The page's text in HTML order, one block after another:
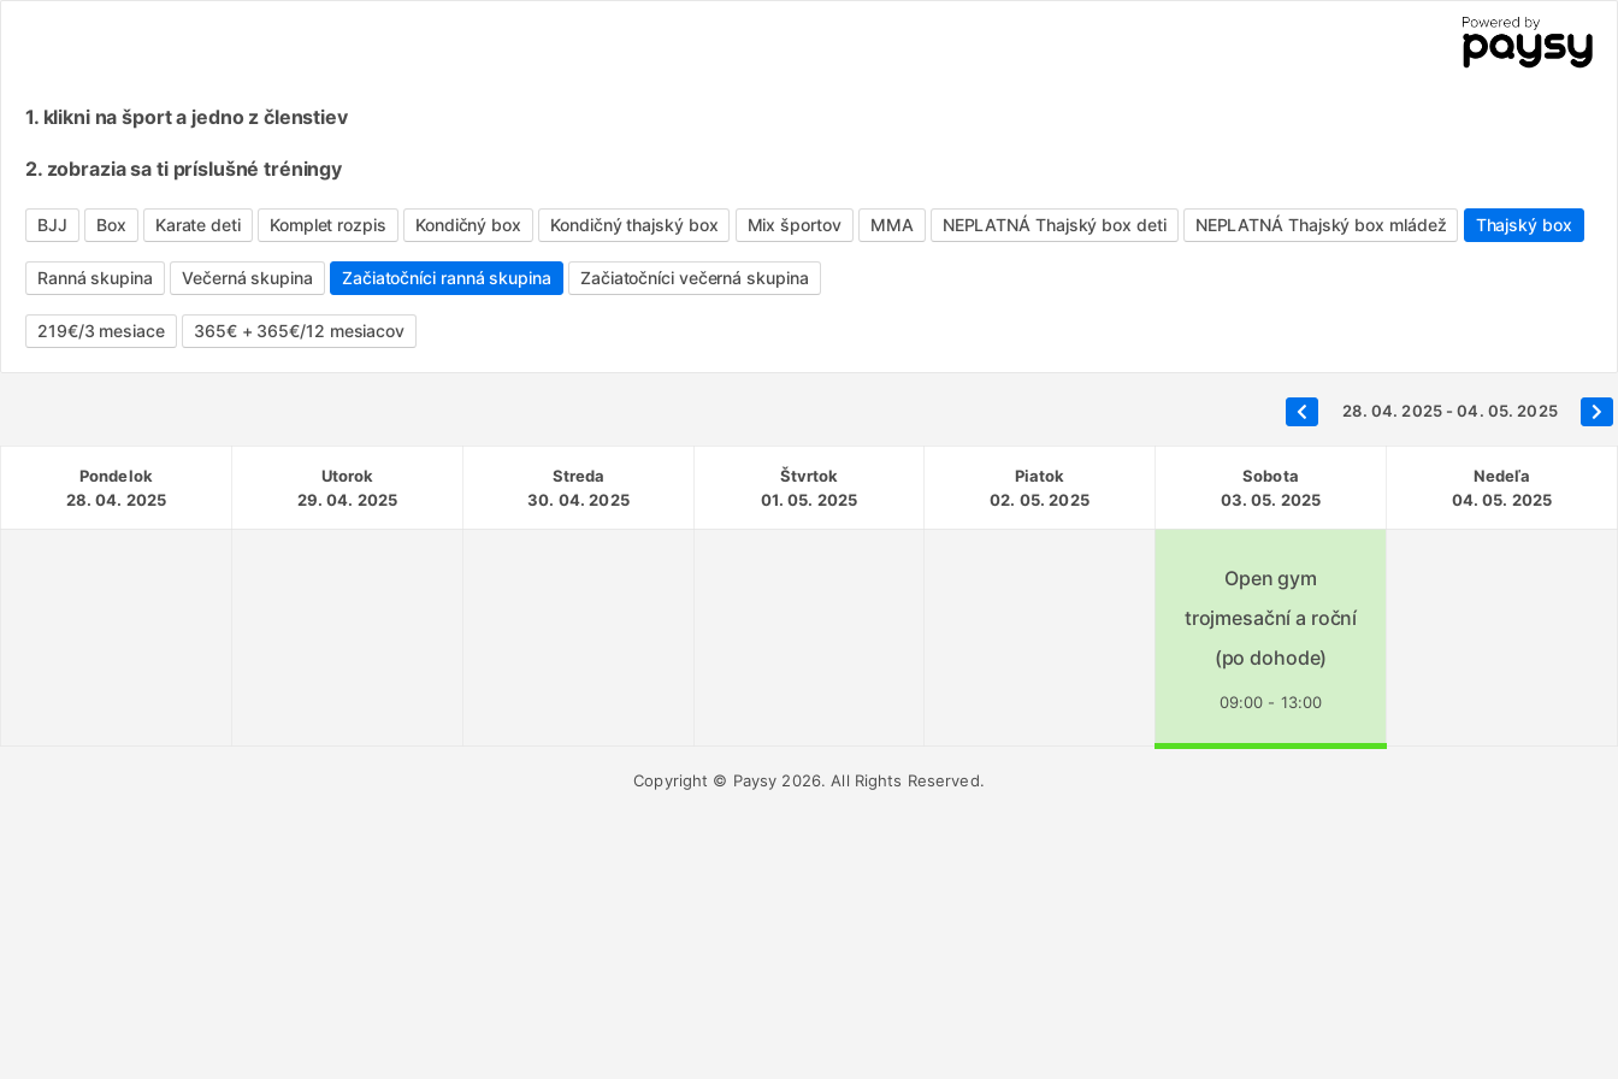
1. klikni na šport a jedno z členstiev
2. zobrazia sa ti príslušné tréningy
BJJ Box Karate deti Komplet rozpis Kondičný box Kondičný thajský box Mix športov MMA NEPLATNÁ Thajský box deti NEPLATNÁ Thajský box mládež Thajský box
Ranná skupina Večerná skupina Začiatočníci ranná skupina Začiatočníci večerná skupina
219€/3 mesiace 365€ + 365€/12 mesiacov
28. 04. 2025 - 04. 05. 2025
Pondelok
28. 04. 2025
Utorok
29. 04. 2025
Streda
30. 04. 2025
Štvrtok
01. 05. 2025
Piatok
02. 05. 2025
Sobota
03. 05. 2025
Nedeľa
04. 05. 2025
Open gym
trojmesační a roční
(po dohode)
09:00 - 13:00
Copyright © Paysy 2026. All Rights Reserved.